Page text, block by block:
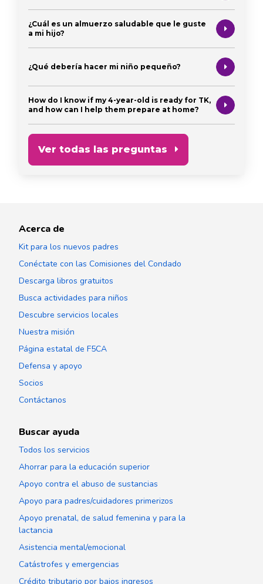
¿Cuál es un almuerzo saludable que le guste
a mi hijo?
¿Qué debería hacer mi niño pequeño?
How do I know if my 4-year-old is ready for TK,
and how can I help them prepare at home?
Ver todas las preguntas
Acerca de
Kit para los nuevos padres
Conéctate con las Comisiones del Condado
Descarga libros gratuitos
Busca actividades para niños
Descubre servicios locales
Nuestra misión
Página estatal de F5CA
Defensa y apoyo
Socios
Contáctanos
Buscar ayuda
Todos los servicios
Ahorrar para la educación superior
Apoyo contra el abuso de sustancias
Apoyo para padres/cuidadores primerizos
Apoyo prenatal, de salud femenina y para la
lactancia
Asistencia mental/emocional
Catástrofes y emergencias
Crédito tributario por bajos ingresos